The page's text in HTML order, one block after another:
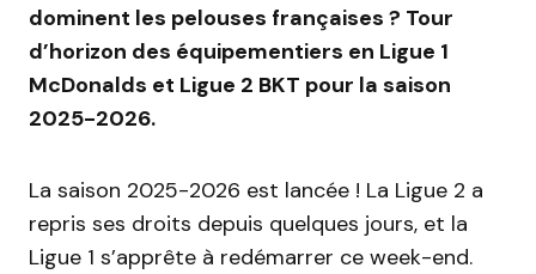
dominent les pelouses françaises ? Tour
d’horizon des équipementiers en Ligue 1
McDonalds et Ligue 2 BKT pour la saison
2025-2026.
La saison 2025-2026 est lancée ! La Ligue 2 a
repris ses droits depuis quelques jours, et la
Ligue 1 s’apprête à redémarrer ce week-end.